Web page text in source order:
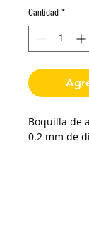
Cantidad *
Boquilla de
0.2 mm de